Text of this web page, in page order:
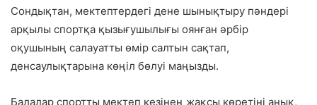
Сондықтан, мектептердегі дене шынықтыру пәндері
арқылы спортқа қызығушылығы оянған әрбір
оқушының салауатты өмір салтын сақтап,
денсаулықтарына көңіл бөлуі маңызды.
Балалар спортты мектеп кезінең жақсы көретіні анық,